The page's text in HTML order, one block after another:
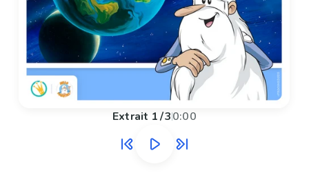
Extrait 1/30:00